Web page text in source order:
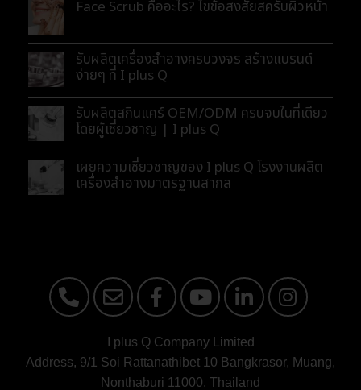
Face Scrub คืออะไร? ไขข้อสงสัยสครับผิวหน้า
รับผลิตเครื่องสำอางครบวงจร สร้างแบรนด์
ง่ายๆ ที่ I plus Q
รับผลิตสกินแคร์ OEM/ODM ครบจบในที่เดียว
โดยผู้เชี่ยวชาญ | I plus Q
เผยความเชี่ยวชาญของ I plus Q โรงงานผลิต
เครื่องสำอางมาตรฐานสากล
I plus Q Company Limited
Address, 9/1 Soi Rattanathibet 10 Bangkrasor, Muang,
Nonthaburi 11000, Thailand